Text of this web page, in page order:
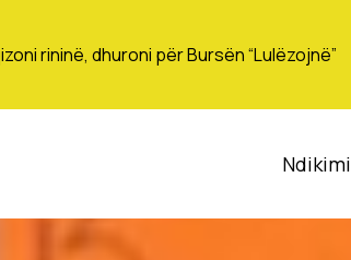
rininë, dhuroni për Bursën “Lulëzojnë”
Ndikimi